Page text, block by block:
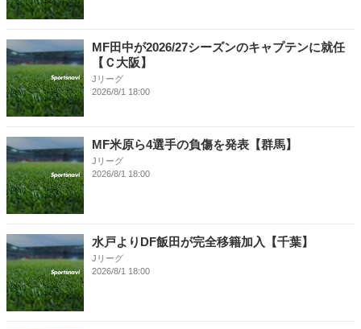
MF田中が2026/27シーズンのキャプテンに就任
【Ｃ大阪】
Jリーグ
2026/8/1 18:00
MF米原ら4選手の負傷を発表【群馬】
Jリーグ
2026/8/1 18:00
水戸よりDF飯田が完全移籍加入【千葉】
Jリーグ
2026/8/1 18:00